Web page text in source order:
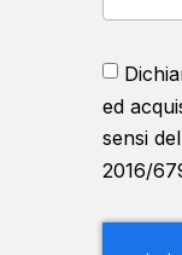
ed
sensi
2016/